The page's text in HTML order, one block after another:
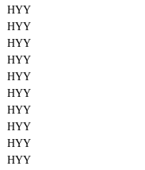
HYY
HYY
HYY
HYY
HYY
HYY
HYY
HYY
HYY
HYY